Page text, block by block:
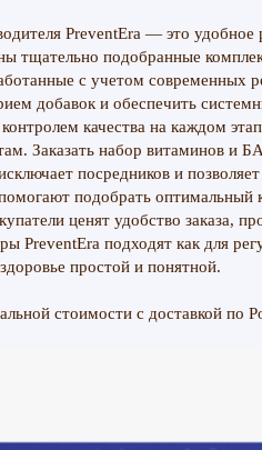
PreventEra — это удобное
тщательно подобранные
с учетом современных
добавок и обеспечить
качества на каждом
Заказать набор витаминов и
посредников и
подобрать оптимальный
ценят удобство заказа,
PreventEra подходят как для
простой и понятной.
стоимости с доставкой по